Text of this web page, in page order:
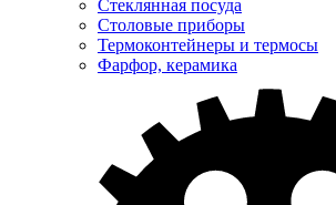
Стеклянная посуда
Столовые приборы
Термоконтейнеры и термосы
Фарфор, керамика